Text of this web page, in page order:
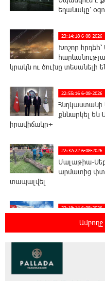
եղանակը՝
23:14:18 6-08-2026
Խոշոր
կրակն ու ծուխը տեսանելի
22:55:16 6-08-2026
Հնդկաստանի
քննարկել են
իրավիճակը+
22:37:22 6-08-2026
Մալաթիա-
արմատից
տապալվել
22:19:14 6-08-2026
Իրանը և
Հորմուզի
8-ամյա Մոնթե
Ամբողջ